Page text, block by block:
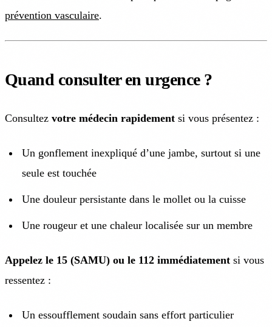
prévention vasculaire.
Quand consulter en urgence ?
Consultez votre médecin rapidement si vous présentez :
Un gonflement inexpliqué d’une jambe, surtout si une
seule est touchée
Une douleur persistante dans le mollet ou la cuisse
Une rougeur et une chaleur localisée sur un membre
Appelez le 15 (SAMU) ou le 112 immédiatement si vous
ressentez :
Un essoufflement soudain sans effort particulier